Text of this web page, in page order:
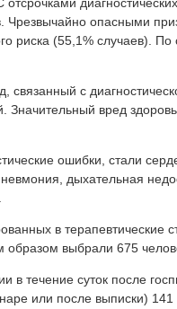
Чрезвычайно опасными
риска (55,1% случаев).
связанный с
Значительный вред
ошибки, стали
дыхательная
в терапевтические
образом выбрали 675
в течение суток после
или после выписки)